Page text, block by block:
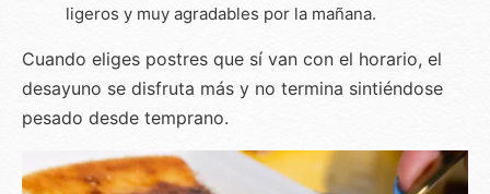
ligeros y muy agradables por la mañana.
Cuando eliges postres que sí van con el horario, el
desayuno se disfruta más y no termina sintiéndose
pesado desde temprano.